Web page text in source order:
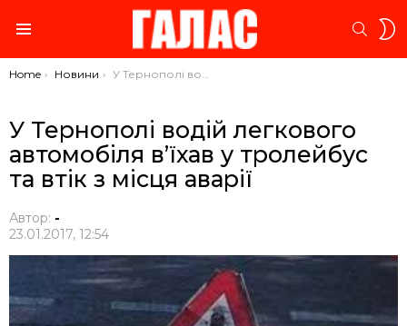
You are here:
Home Новини У Тернополі водій легкового автомобіля в’їхав у тролейбус та втік з місця аварії
У Тернополі водій легкового
автомобіля в’їхав у тролейбус
та втік з місця аварії
Автор: -
23.01.2017, 12:54